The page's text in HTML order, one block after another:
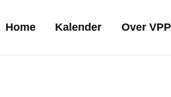
Home Kalender Over